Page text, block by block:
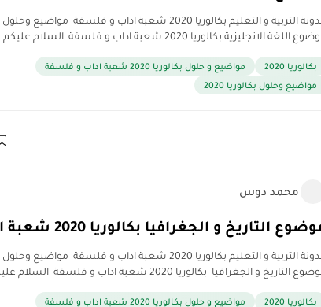
اللغة الانجليزية بكالوريا 2020 شعبة اداب و فلسفة السلام عليكم و رح…
بكالوريا 2020
مواضيع و حلول بكالوريا 2020 شعبة اداب و فلسفة
مواضيع وحلول بكالوريا 2020
محمد دوس
التاريخ و الجغرافيا بكالوريا 2020 شعبة ادا…
التاريخ و الجغرافيا بكالوريا 2020 شعبة اداب و فلسفة السلام عليكم و …
بكالوريا 2020
مواضيع و حلول بكالوريا 2020 شعبة اداب و فلسفة